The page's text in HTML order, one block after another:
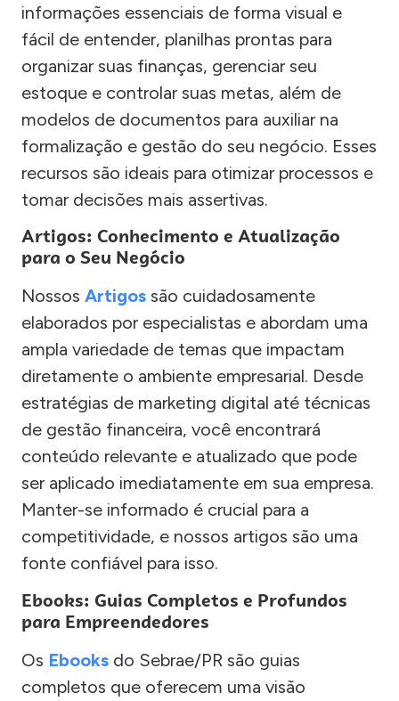
informações essenciais de forma visual e
fácil de entender, planilhas prontas para
organizar suas finanças, gerenciar seu
estoque e controlar suas metas, além de
modelos de documentos para auxiliar na
formalização e gestão do seu negócio. Esses
recursos são ideais para otimizar processos e
tomar decisões mais assertivas.
Artigos: Conhecimento e Atualização
para o Seu Negócio
Nossos Artigos são cuidadosamente
elaborados por especialistas e abordam uma
ampla variedade de temas que impactam
diretamente o ambiente empresarial. Desde
estratégias de marketing digital até técnicas
de gestão financeira, você encontrará
conteúdo relevante e atualizado que pode
ser aplicado imediatamente em sua empresa.
Manter-se informado é crucial para a
competitividade, e nossos artigos são uma
fonte confiável para isso.
Ebooks: Guias Completos e Profundos
para Empreendedores
Os Ebooks do Sebrae/PR são guias
completos que oferecem uma visão